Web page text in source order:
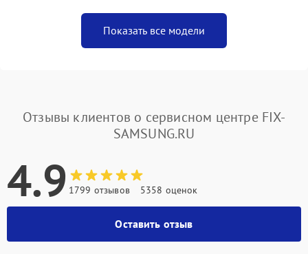
Показать все модели
Отзывы клиентов о сервисном центре FIX-
SAMSUNG.RU
4.9 1799 отзывов 5358 оценок
Оставить отзыв